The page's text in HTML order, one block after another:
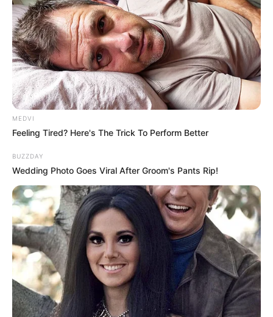
TAGS
ΦΙΔΙ
ΤΑΥΤΟΤΗΤΑ ΚΑΙ ΕΠΙΚΟΙΝΩΝΙΑ ΟΡΟΙ ΧΡΗΣΗΣ
© 2025 EVIANEWS του Γιώργου Κουτσελίνη
MEDVI
Feeling Tired? Here's The Trick To Perform Better
BUZZDAY
Wedding Photo Goes Viral After Groom's Pants Rip!